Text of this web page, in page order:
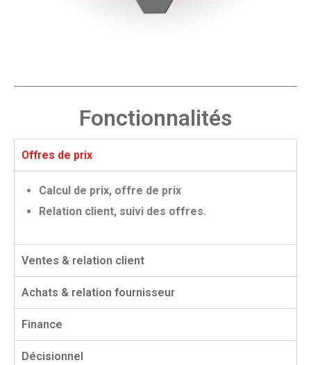
Fonctionnalités
Offres de prix
Calcul de prix, offre de prix
Relation client, suivi des offres.
Ventes & relation client
Achats & relation fournisseur
Finance
Décisionnel